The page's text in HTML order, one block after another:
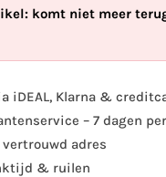
komt niet meer
iDEAL, Klarna &
– 7 dagen
adres
& ruilen